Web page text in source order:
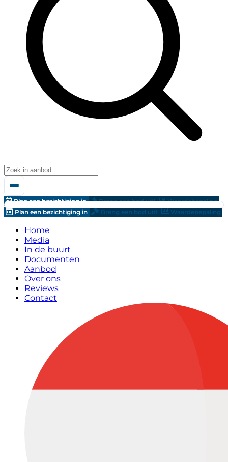
Plan een bezichtiging in Breng een bod uit!
Waardebepaling
Plan een bezichtiging in
Breng een bod uit! Waardebepaling
Home
Media
In de buurt
Documenten
Aanbod
Over ons
Reviews
Contact